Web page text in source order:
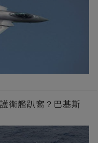
衛艦趴窩？巴基斯